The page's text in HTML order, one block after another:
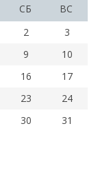
СБ
ВС
2
3
9
10
16
17
23
24
30 31